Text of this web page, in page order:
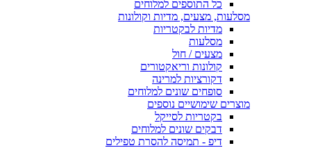
כל התוספים למלוחים
מסלעות, מצעים, מדיות וקולונות
מדיות לבקטריות
מסלעות
מצעים / חול
קולונות וריאקטורים
דקורציות למרינה
סופחים שונים למלוחים
מוצרים שימושיים נוספים
בקטריות לסייקל
דבקים שונים למלוחים
דיפ - תמיסה להסרת טפילים